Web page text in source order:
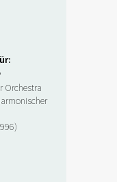
Orchestra